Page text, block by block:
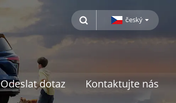
český
Odeslat dotaz Kontaktujte nás